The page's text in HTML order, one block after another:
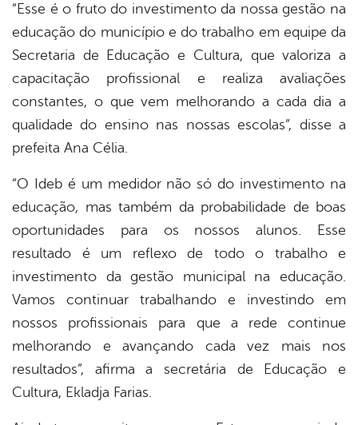
“Esse é o fruto do investimento da nossa gestão na
educação do município e do trabalho em equipe da
Secretaria de Educação e Cultura, que valoriza a
capacitação profissional e realiza avaliações
constantes, o que vem melhorando a cada dia a
qualidade do ensino nas nossas escolas”, disse a
prefeita Ana Célia.
“O Ideb é um medidor não só do investimento na
educação, mas também da probabilidade de boas
oportunidades para os nossos alunos. Esse
resultado é um reflexo de todo o trabalho e
investimento da gestão municipal na educação.
Vamos continuar trabalhando e investindo em
nossos profissionais para que a rede continue
melhorando e avançando cada vez mais nos
resultados”, afirma a secretária de Educação e
Cultura, Ekladja Farias.